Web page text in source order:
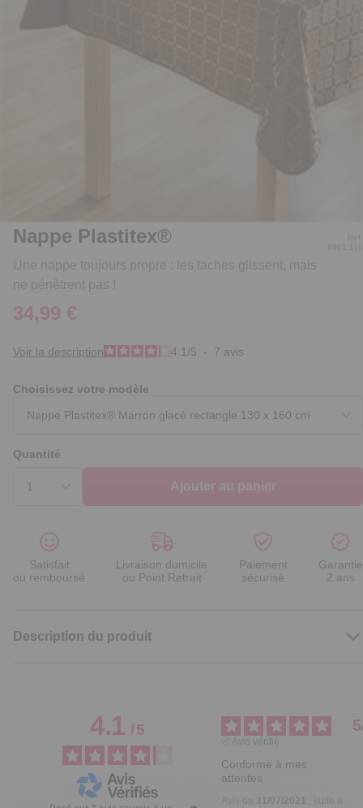
Nappe Plastitex®
Une nappe toujours propre : les taches glissent, mais
ne pénètrent pas !
Réf.
6901.110
34,99 €
Voir la description 4.1/5 - 7 avis
Choisissez votre modèle
Quantité
Ajouter au panier
Satisfait
ou remboursé
Livraison domicile
ou Point Retrait
Paiement
sécurisé
Garantie
2 ans
Description du produit
4.1/5 5
Avis vérifié
Conforme à mes
attentes.
31/07/2021
, suite à